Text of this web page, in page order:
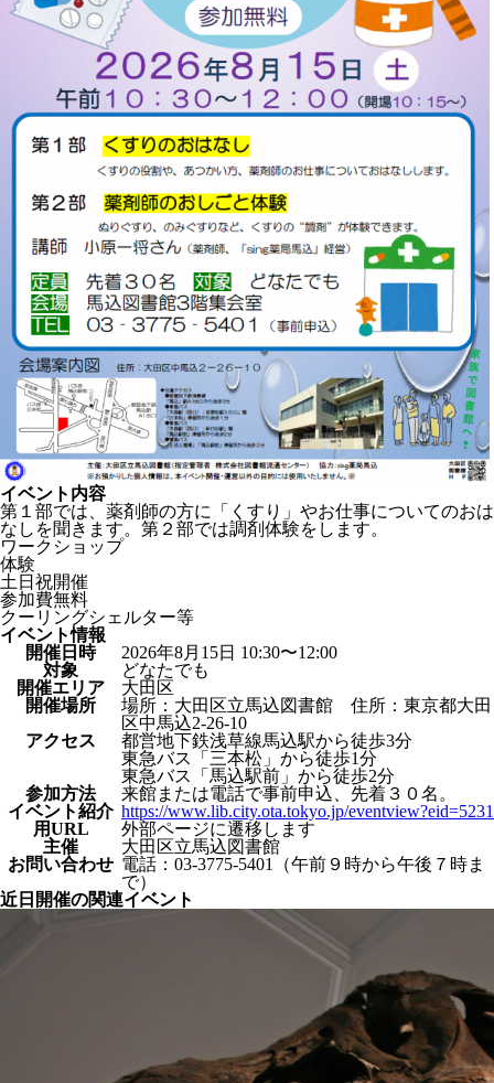
イベント内容
第１部では、薬剤師の方に「くすり」やお仕事についてのおは
なしを聞きます。第２部では調剤体験をします。
ワークショップ
体験
土日祝開催
参加費無料
クーリングシェルター等
イベント情報
開催日時
2026年8月15日 10:30〜12:00
対象
どなたでも
開催エリア
大田区
開催場所
場所：大田区立馬込図書館 住所：東京都大田
区中馬込2-26-10
アクセス
都営地下鉄浅草線馬込駅から徒歩3分
東急バス「三本松」から徒歩1分
東急バス「馬込駅前」から徒歩2分
参加方法
来館または電話で事前申込、先着３０名。
イベント紹介
⽤URL
https://www.lib.city.ota.tokyo.jp/eventview?eid=5231
外部ページに遷移します
主催
大田区立馬込図書館
お問い合わせ 電話：03-3775-5401（午前９時から午後７時ま
で）
近日開催の関連イベント